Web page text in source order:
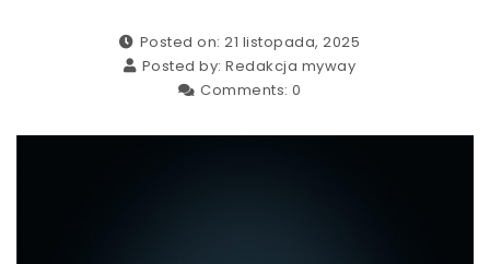
Posted on: 21 listopada, 2025
Posted by: Redakcja myway
Comments: 0